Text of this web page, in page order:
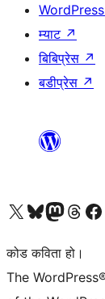
म्याट ↗
बिबिप्रेस ↗
बडीप्रेस ↗
हाम्रो X (पहिले ट्विटर) खातामा जानुहोस्
हाम्रो Bluesky खाता भ्रमण गर्नुहोस्
हाम्रो म्यास्टोडन खाता भ्रमण गर्नुहोस्
हाम्रो थ्रेड्सहाम्रो
कोड कविता हो।
The